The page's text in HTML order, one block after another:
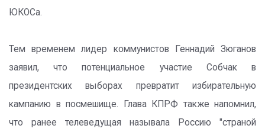
ЮКОСа.
Тем временем лидер коммунистов Геннадий Зюганов
заявил, что потенциальное участие Собчак в
президентских выборах превратит избирательную
кампанию в посмешище. Глава КПРФ также напомнил,
что ранее телеведущая называла Россию "страной